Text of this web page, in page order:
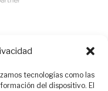
tecnologías como las
del dispositivo. El